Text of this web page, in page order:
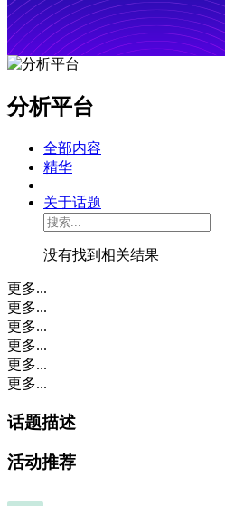
分析平台
全部内容
精华
关于话题
没有找到相关结果
更多...
更多...
更多...
更多...
更多...
更多...
话题描述
活动推荐